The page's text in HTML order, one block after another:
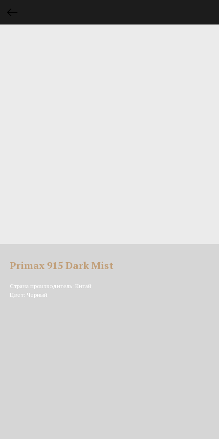
Primax 915 Dark Mist
Страна производитель: Китай
Цвет: Черный